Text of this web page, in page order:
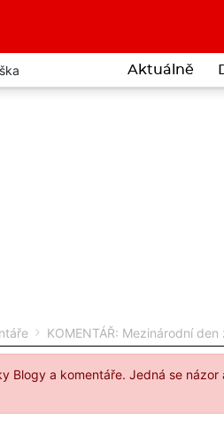
Aktuálně
KOMENTÁŘ: Mezinárodní
Blogy a komentáře. Jedná se